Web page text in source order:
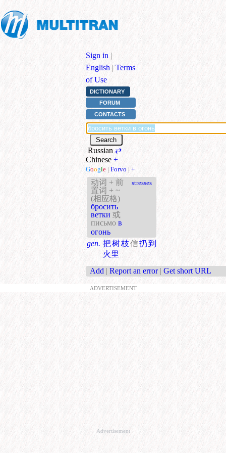
Sign in |
English | Terms
of Use
DICTIONARY
FORUM
CONTACTS
Russian ⇄
Chinese +
Google | Forvo | +
动词 + 前
置词 + ~
(相应格)
бросить
ветки或
письмо в
огонь
stresses
gen. 把树枝信扔到
火里
Add | Report an error | Get short URL
ADVERTISEMENT
Advertisement